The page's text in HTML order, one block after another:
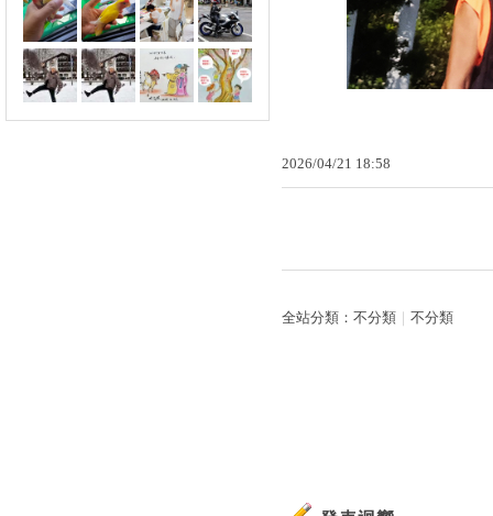
2026/04/21 18:58
全站分類： 不分類 不分類